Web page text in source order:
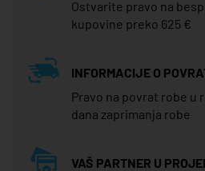
Ostvarite pravo na
kupovine preko 625 €
INFORMACIJE O
Pravo na povrat robe u
dana zaprimanja robe
VAŠ PARTNER U